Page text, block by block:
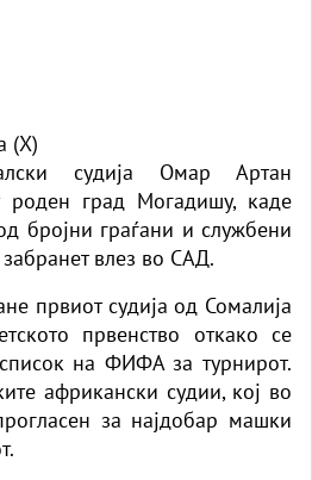
(X)
судија Омар Артан
роден град Могадишу, каде
бројни граѓани и службени
влез во САД.
првиот судија од Сомалија
првенство откако се
на ФИФА за турнирот.
африкански судии, кој во
за најдобар машки